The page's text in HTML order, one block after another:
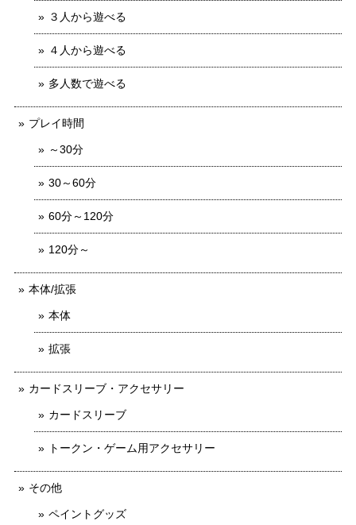
３人から遊べる
４人から遊べる
多人数で遊べる
プレイ時間
～30分
30～60分
60分～120分
120分～
本体/拡張
本体
拡張
カードスリーブ・アクセサリー
カードスリーブ
トークン・ゲーム用アクセサリー
その他
ペイントグッズ